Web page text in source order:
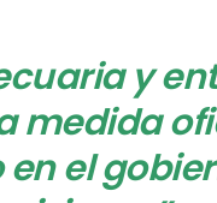
y
medida
el